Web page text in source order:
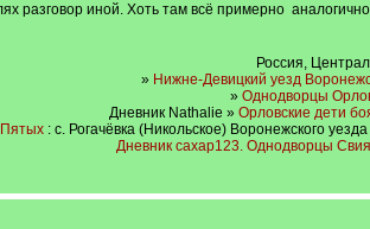
разговор иной. Хоть там всё примерно
Россия,
» Нижне-Девицкий уезд
» Однодворцы
Дневник Nathalie » Орловские дети
Пятых : с. Рогачёвка (Никольское) Воронежского
Дневник caxap123. Однодворцы